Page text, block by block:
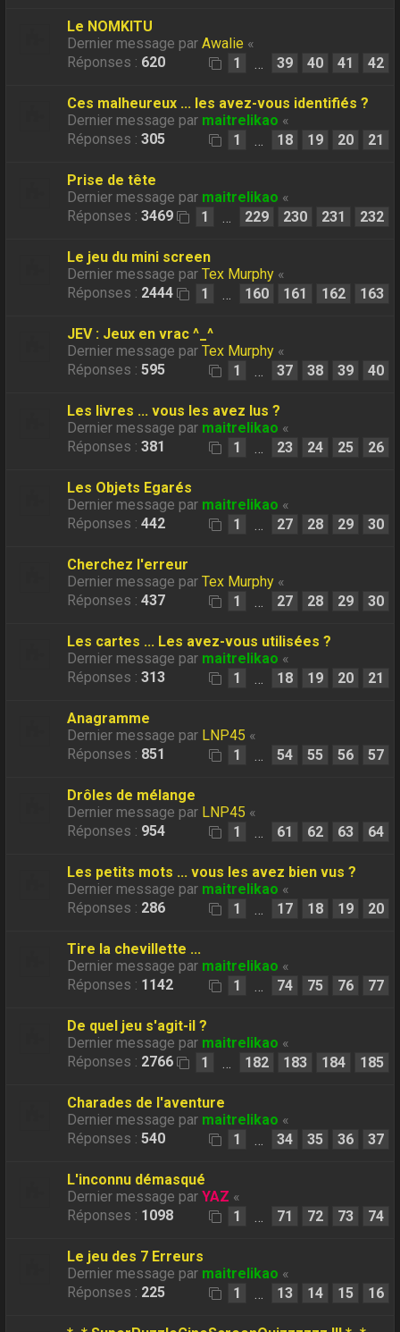
Le NOMKITU
Dernier message parAwalie «
Réponses : 620 1 … 39 40 41 42
Ces malheureux ... les avez-vous identifiés ?
Dernier message par maitrelikao «
Réponses :305 1 … 18 19 20 21
Prise de tête
Dernier message par maitrelikao «
Réponses :3469 1 … 229 230 231 232
Le jeu du mini screen
Dernier message parTex Murphy «
Réponses : 2444 1 … 160 161 162 163
JEV : Jeux en vrac ^_^
Dernier message parTex Murphy «
Réponses :595 1 … 37 38 39 40
Les livres ... vous les avez lus ?
Dernier message par maitrelikao «
Réponses :381 1 … 23 24 25 26
Les Objets Egarés
Dernier message par maitrelikao «
Réponses :442 1 … 27 28 29 30
Cherchez l'erreur
Dernier message parTex Murphy «
Réponses :437 1 … 27 28 29 30
Les cartes ... Les avez-vous utilisées ?
Dernier message par maitrelikao «
Réponses :313 1 … 18 19 20 21
Anagramme
Dernier message par LNP45 «
Réponses : 851 1 … 54 55 56 57
Drôles de mélange
Dernier message par LNP45 «
Réponses : 954 1 … 61 62 63 64
Les petits mots ... vous les avez bien vus ?
Dernier message par maitrelikao «
Réponses : 286 1 … 17 18 19 20
Tire la chevillette ...
Dernier message par maitrelikao «
Réponses : 1142 1 … 74 75 76 77
De quel jeu s'agit-il ?
Dernier message par maitrelikao «
Réponses : 2766 1 … 182 183 184 185
Charades de l'aventure
Dernier message par maitrelikao «
Réponses :540 1 … 34 35 36 37
L'inconnu démasqué
Dernier message parYAZ «
Réponses : 1098 1 … 71 72 73 74
Le jeu des 7 Erreurs
Dernier message par maitrelikao «
Réponses : 225 1 … 13 14 15 16